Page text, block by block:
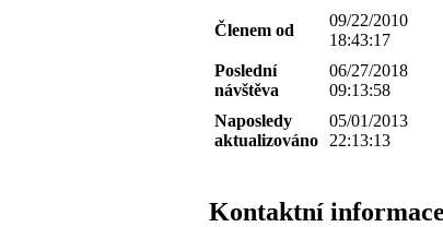
Členem od
09/22/2010
18:43:17
Poslední
návštěva
06/27/2018
09:13:58
Naposledy
aktualizováno
05/01/2013
22:13:13
Kontaktní informace